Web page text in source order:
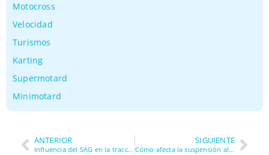
Motocross
Velocidad
Turismos
Karting
Supermotard
Minimotard
ANTERIOR
Influencia del SAG en la tracción
SIGUIENTE
Cómo afecta la suspensión al cansancio del piloto